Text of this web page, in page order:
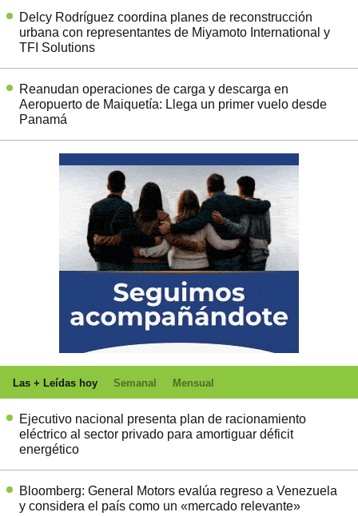
Delcy Rodríguez coordina planes de reconstrucción
urbana con representantes de Miyamoto International y
TFI Solutions
Reanudan operaciones de carga y descarga en
Aeropuerto de Maiquetía: Llega un primer vuelo desde
Panamá
Las + Leídas hoy Semanal Mensual
Ejecutivo nacional presenta plan de racionamiento
eléctrico al sector privado para amortiguar déficit
energético
Bloomberg: General Motors evalúa regreso a Venezuela
y considera el país como un «mercado relevante»